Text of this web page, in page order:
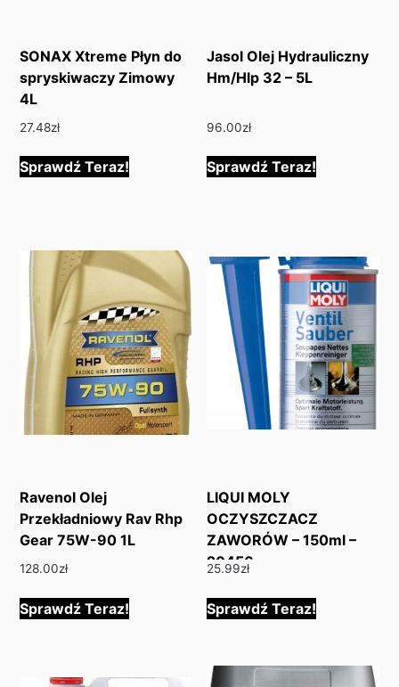
SONAX Xtreme Płyn do
spryskiwaczy Zimowy
4L
27.48zł
Sprawdź Teraz!
Jasol Olej Hydrauliczny
Hm/Hlp 32 – 5L
96.00zł
Sprawdź Teraz!
Ravenol Olej
Przekładniowy Rav Rhp
Gear 75W-90 1L
128.00zł
Sprawdź Teraz!
LIQUI MOLY
OCZYSZCZACZ
ZAWORÓW – 150ml –
20456
25.99zł
Sprawdź Teraz!